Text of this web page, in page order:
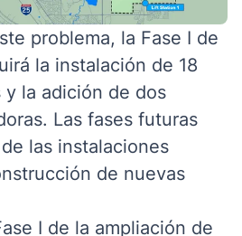
problema, la Fase I de
la instalación de 18
y la adición de dos
Las fases futuras
las instalaciones
de nuevas
I de la ampliación de